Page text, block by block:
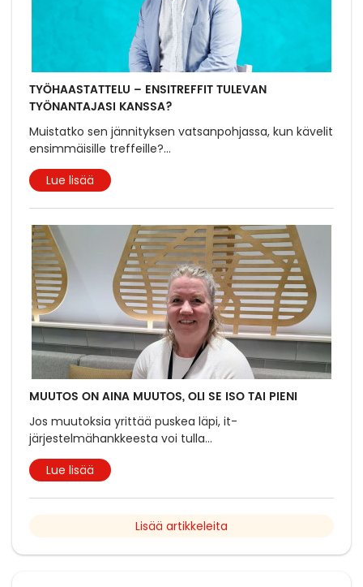
TYÖHAASTATTELU – ENSITREFFIT TULEVAN
TYÖNANTAJASI KANSSA?
Muistatko sen jännityksen vatsanpohjassa, kun kävelit
ensimmäisille treffeille?...
Lue lisää
MUUTOS ON AINA MUUTOS, OLI SE ISO TAI PIENI
Jos muutoksia yrittää puskea läpi, it-
järjestelmähankkeesta voi tulla...
Lue lisää
Lisää artikkeleita